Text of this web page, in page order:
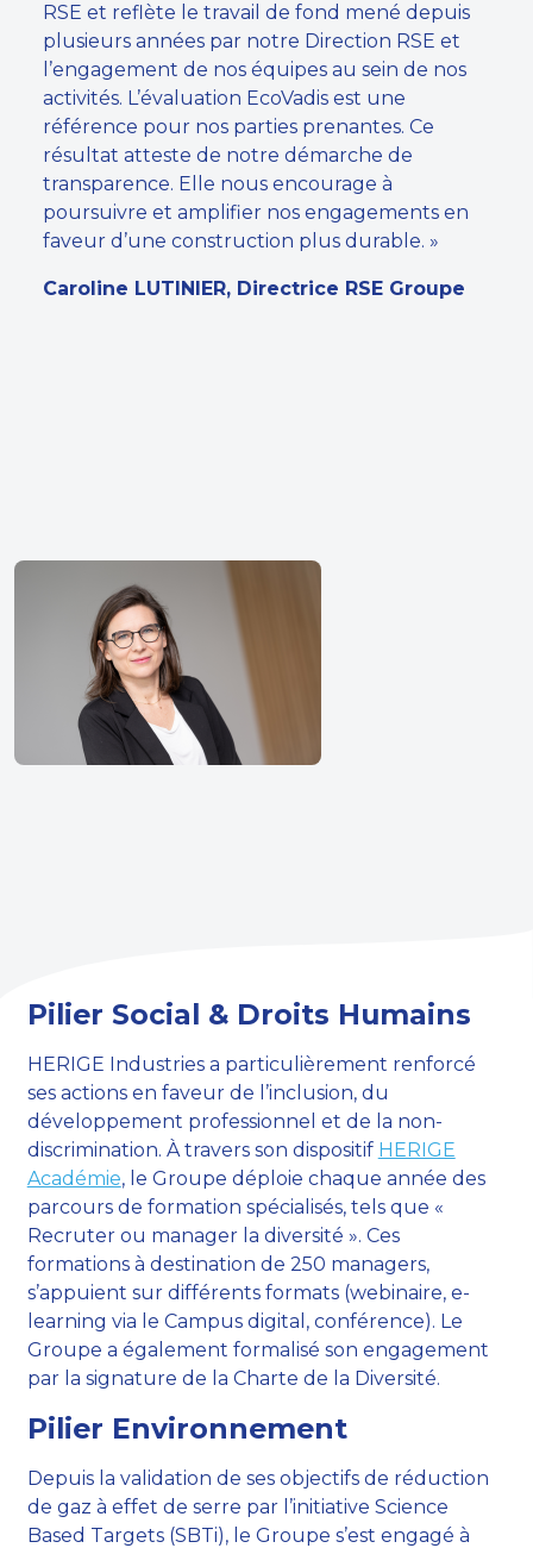
RSE et reflète le travail de fond mené depuis
plusieurs années par notre Direction RSE et
l’engagement de nos équipes au sein de nos
activités. L’évaluation EcoVadis est une
référence pour nos parties prenantes. Ce
résultat atteste de notre démarche de
transparence. Elle nous encourage à
poursuivre et amplifier nos engagements en
faveur d’une construction plus durable. »
Caroline LUTINIER, Directrice RSE Groupe
Pilier Social & Droits Humains
HERIGE Industries a particulièrement renforcé
ses actions en faveur de l’inclusion, du
développement professionnel et de la non-
discrimination. À travers son dispositif HERIGE
Académie, le Groupe déploie chaque année des
parcours de formation spécialisés, tels que «
Recruter ou manager la diversité ». Ces
formations à destination de 250 managers,
s’appuient sur différents formats (webinaire, e-
learning via le Campus digital, conférence). Le
Groupe a également formalisé son engagement
par la signature de la Charte de la Diversité.
Pilier Environnement
Depuis la validation de ses objectifs de réduction
de gaz à effet de serre par l’initiative Science
Based Targets (SBTi), le Groupe s’est engagé à